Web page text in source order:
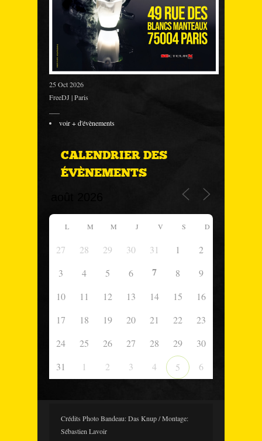
25 Oct 2026
FreeDJ | Paris
voir + d'évènements
CALENDRIER DES
ÉVÈNEMENTS
L M M J V S D
27 28 29 30 31 1
2
3
4 5 6 7 8
9
10
11 12 13 14 15
16
17
18 19 20 21 22
23
24
25 26 27 28 29
30
31
1 2 3 4 5 6
Crédits Photo Bandeau: Das Knup / Montage:
Sébastien Lavoir